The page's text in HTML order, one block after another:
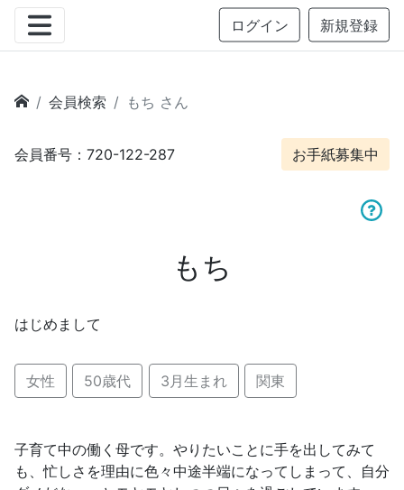
ログイン 新規登録
会員検索 もち さん
会員番号：720-122-287 お手紙募集中
もち
はじめまして
女性 50歳代 3月生まれ 関東
子育て中の働く母です。やりたいことに手を出してみて
も、忙しさを理由に色々中途半端になってしまって、自分